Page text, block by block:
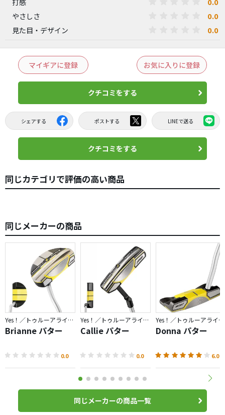
やさしさ 0.0
見た目・デザイン 0.0
マイギアに登録 お気に入りに登録
クチコミをする
シェアする ポストする LINEで送る
クチコミをする
同じカテゴリで評価の高い商品
同じメーカーの商品
Yes！／トゥルーアライメント
Brianne パター
0.0
Yes！／トゥルーアライメント
Callie パター
0.0
Yes！／トゥルーアライメント
Donna パター
6.0
同じメーカーの商品一覧